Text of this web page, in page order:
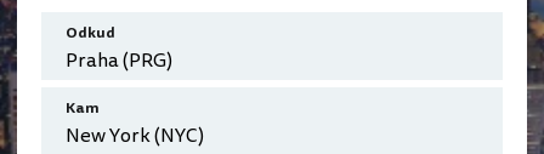
Odkud
Kam